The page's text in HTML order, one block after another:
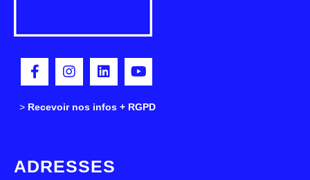
> Recevoir nos infos + RGPD
ADRESSES